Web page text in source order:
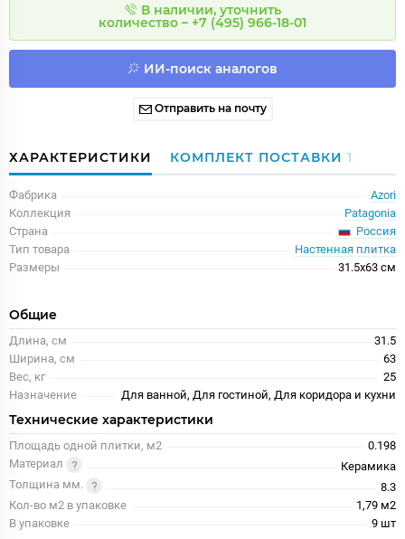
В наличии, уточнить
количество – +7 (495) 966-18-01
ИИ-поиск аналогов
Отправить на почту
ХАРАКТЕРИСТИКИ КОМПЛЕКТ ПОСТАВКИ 1
Фабрика
Azori
Коллекция
Patagonia
Страна
Россия
Тип товара
Настенная плитка
Размеры
31.5x63 см
Общие
Длина, см
31.5
Ширина, см
63
Вес, кг
25
Назначение
Для ванной, Для гостиной, Для коридора и кухни
Технические характеристики
Площадь одной плитки, м2
0.198
Материал
Керамика
Толщина мм.
8.3
Кол-во м2 в упаковке
1,79 м2
В упаковке
9 шт